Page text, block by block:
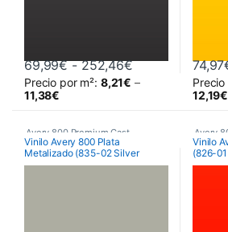
69,99€ - 252,46€Rango de
Precio por m²: 8,21€ –
11,38€
Este producto tiene múltiples
74,97
Precio
12,19€
Este
Avery 800 Premium Cast
Vinilo Avery 800 Plata
Metalizado (835-02 Silver
Metallic)
Avery
Vinilo
(826-